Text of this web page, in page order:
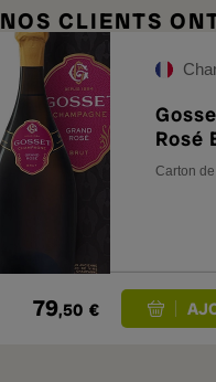
NOS CLIENTS
Rosé
Carton de
79,50 €